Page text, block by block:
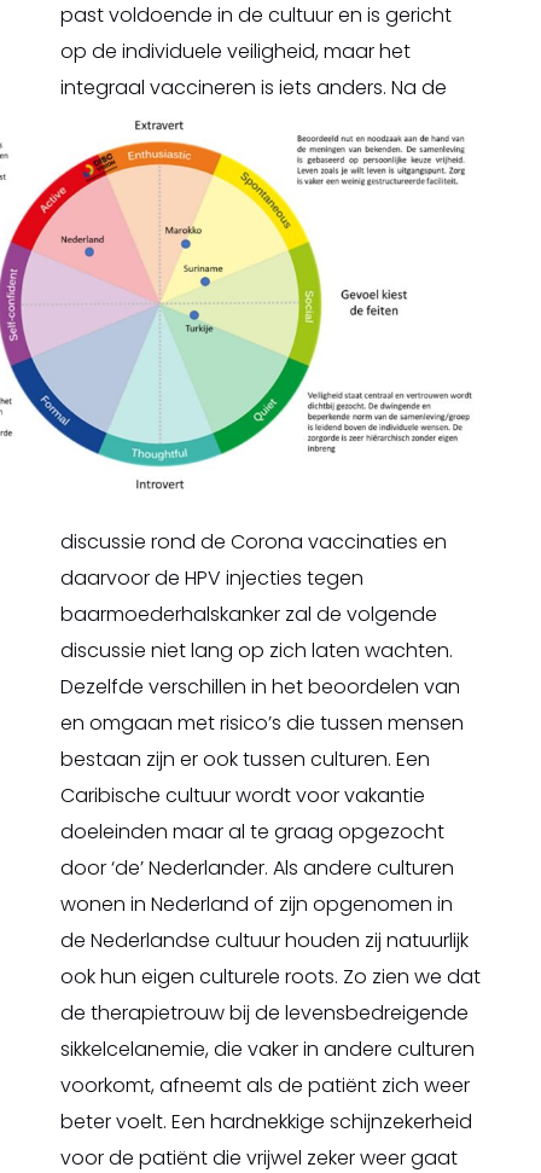
past voldoende in de cultuur en is gericht
op de individuele veiligheid, maar het
integraal vaccineren is iets anders. Na de
discussie rond de Corona vaccinaties en
daarvoor de HPV injecties tegen
baarmoederhalskanker zal de volgende
discussie niet lang op zich laten wachten.
Dezelfde verschillen in het beoordelen van
en omgaan met risico’s die tussen mensen
bestaan zijn er ook tussen culturen. Een
Caribische cultuur wordt voor vakantie
doeleinden maar al te graag opgezocht
door ‘de’ Nederlander. Als andere culturen
wonen in Nederland of zijn opgenomen in
de Nederlandse cultuur houden zij natuurlijk
ook hun eigen culturele roots. Zo zien we dat
de therapietrouw bij de levensbedreigende
sikkelcelanemie, die vaker in andere culturen
voorkomt, afneemt als de patiënt zich weer
beter voelt. Een hardnekkige schijnzekerheid
voor de patiënt die vrijwel zeker weer gaat